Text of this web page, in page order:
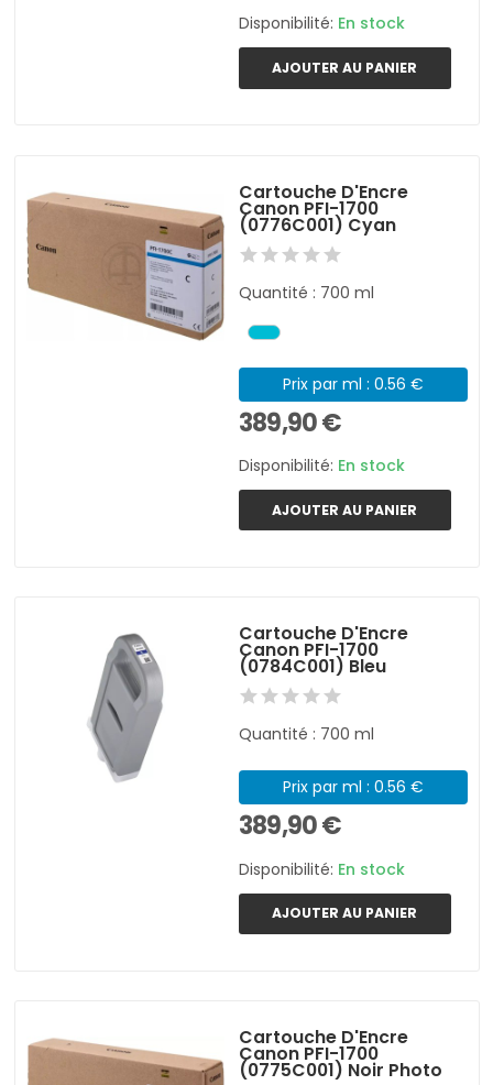
Disponibilité: En stock
AJOUTER AU PANIER
Cartouche D'Encre
Canon PFI-1700
(0776C001) Cyan
Quantité : 700 ml
Prix par ml : 0.56 €
389,90 €
Disponibilité: En stock
AJOUTER AU PANIER
Cartouche D'Encre
Canon PFI-1700
(0784C001) Bleu
Quantité : 700 ml
Prix par ml : 0.56 €
389,90 €
Disponibilité: En stock
AJOUTER AU PANIER
Cartouche D'Encre
Canon PFI-1700
(0775C001) Noir Photo